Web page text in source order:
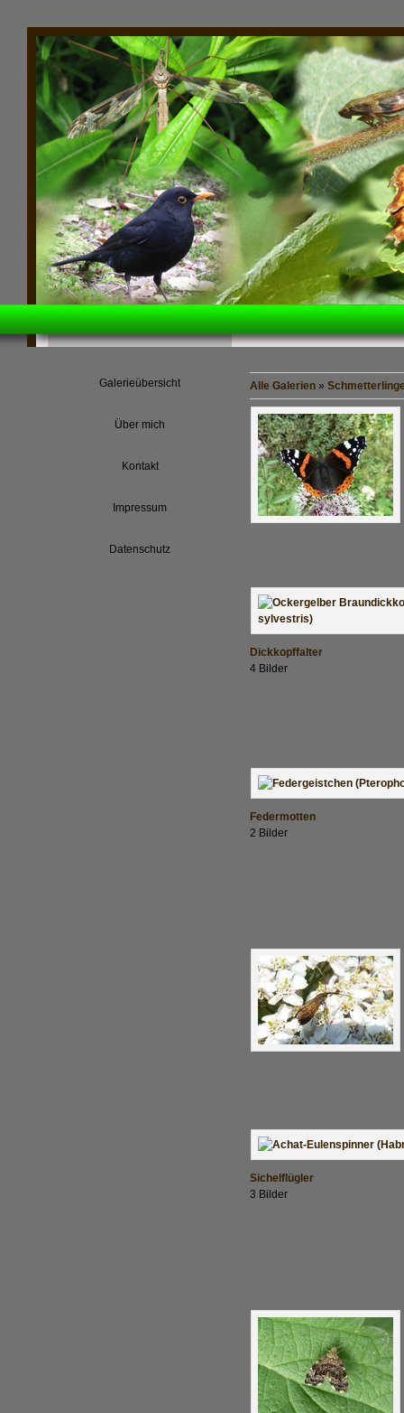
Galerieübersicht
Über mich
Kontakt
Impressum
Datenschutz
Alle Galerien »
Dickkopffalter
4 Bilder
Federmotten
2 Bilder
Sichelflügler
3 Bilder